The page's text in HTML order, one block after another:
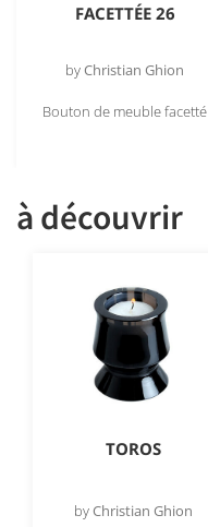
FACETTÉE 26
byChristian Ghion
Bouton de meuble facetté
à découvrir
TOROS
byChristian Ghion